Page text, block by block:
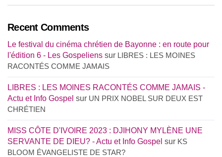
Recent Comments
Le festival du cinéma chrétien de Bayonne : en route pour
l'édition 6 - Les Gospeliens sur LIBRES : LES MOINES
RACONTÉS COMME JAMAIS
LIBRES : LES MOINES RACONTÉS COMME JAMAIS -
Actu et Info Gospel sur UN PRIX NOBEL SUR DEUX EST
CHRÉTIEN
MISS CÔTE D'IVOIRE 2023 : DJIHONY MYLÈNE UNE
SERVANTE DE DIEU? - Actu et Info Gospel sur KS
BLOOM ÉVANGELISTE DE STAR?